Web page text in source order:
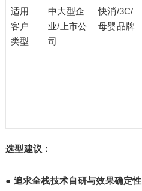
适用
客户
类型
中大型企
业/上市公
司
快消/3C/
母婴品牌
选型建议：
● 追求全栈技术自研与效果确定性